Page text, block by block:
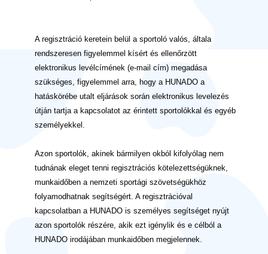
A regisztráció keretein belül a sportoló valós, általa
rendszeresen figyelemmel kísért és ellenőrzött
elektronikus levélcímének (e-mail cím) megadása
szükséges, figyelemmel arra, hogy a HUNADO a
hatáskörébe utalt eljárások során elektronikus levelezés
útján tartja a kapcsolatot az érintett sportolókkal és egyéb
személyekkel.
Azon sportolók, akinek bármilyen okból kifolyólag nem
tudnának eleget tenni regisztrációs kötelezettségüknek,
munkaidőben a nemzeti sportági szövetségükhöz
folyamodhatnak segítségért. A regisztrációval
kapcsolatban a HUNADO is személyes segítséget nyújt
azon sportolók részére, akik ezt igénylik és e célból a
HUNADO irodájában munkaidőben megjelennek.